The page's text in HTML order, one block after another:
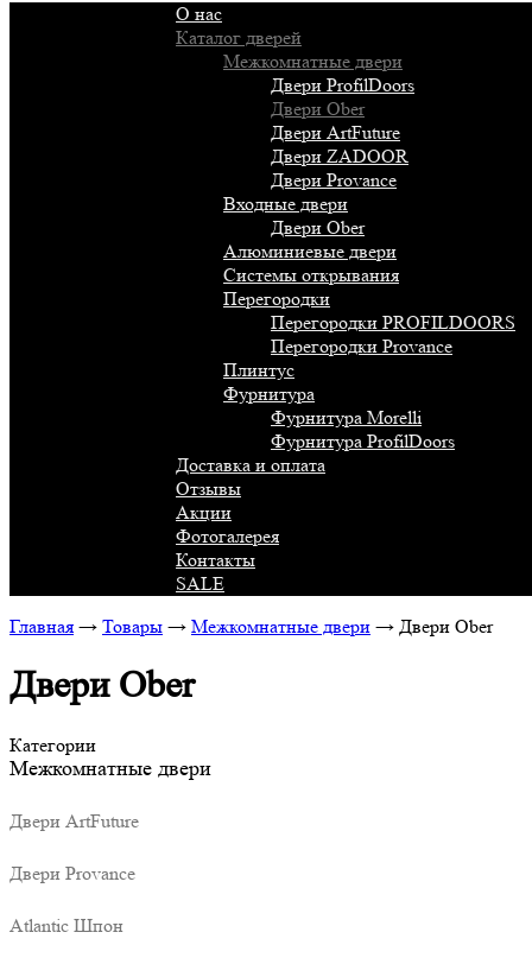
О нас
Каталог дверей
Межкомнатные двери
Двери ProfilDoors
Двери Ober
Двери ArtFuture
Двери ZADOOR
Двери Provance
Входные двери
Двери Ober
Алюминиевые двери
Системы открывания
Перегородки
Перегородки PROFILDOORS
Перегородки Provance
Плинтус
Фурнитура
Фурнитура Morelli
Фурнитура ProfilDoors
Доставка и оплата
Отзывы
Акции
Фотогалерея
Контакты
SALE
Главная → Товары → Межкомнатные двери → Двери Ober
Двери Ober
Категории
Межкомнатные двери
Двери ArtFuture
Двери Provance
Atlantic Шпон